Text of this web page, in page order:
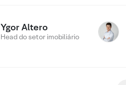
Ygor Altero
Head do setor imobiliário